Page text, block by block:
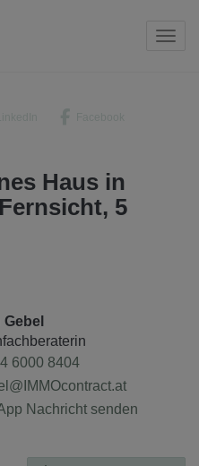
Haus in
5
6000 8404
Nachricht senden